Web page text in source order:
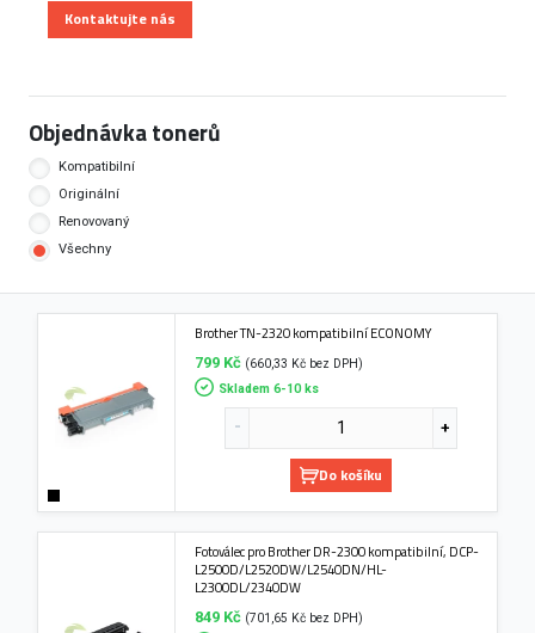
Kontaktujte nás
Objednávka tonerů
Kompatibilní
Originální
Renovovaný
Všechny
Brother TN-2320 kompatibilní ECONOMY
799 Kč (660,33 Kč bez DPH)
Skladem 6-10 ks
Do košíku
Fotoválec pro Brother DR-2300 kompatibilní, DCP-
L2500D/L2520DW/L2540DN/HL-
L2300DL/2340DW
849 Kč (701,65 Kč bez DPH)